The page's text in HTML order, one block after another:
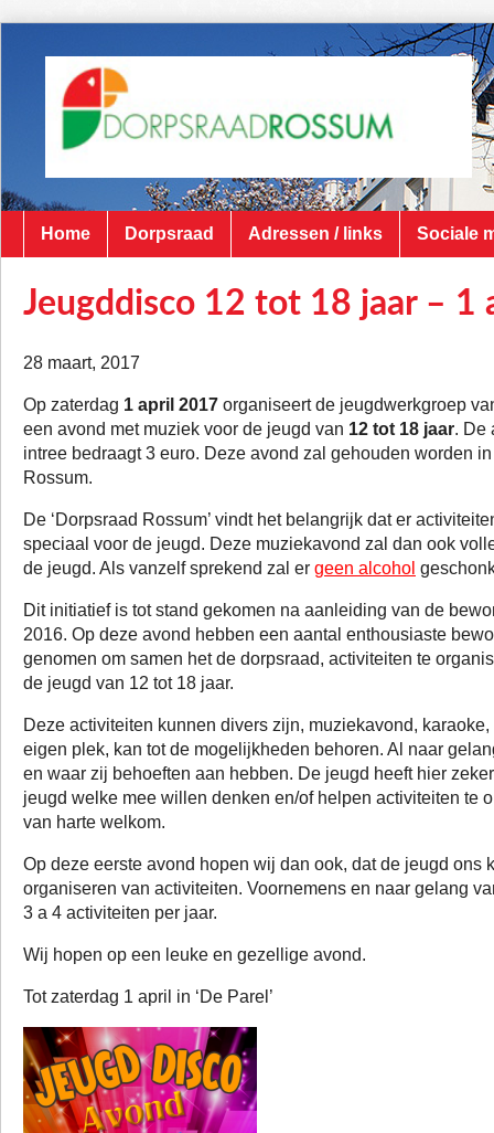
Home Dorpsraad Adressen / links Sociale
Jeugddisco 12 tot 18 jaar – 1
28 maart, 2017
Op zaterdag 1 april 2017 organiseert de jeugdwerkgroep
een avond met muziek voor de jeugd van 12 tot 18 jaar. De
intree bedraagt 3 euro. Deze avond zal gehouden worden in
Rossum.
De ‘Dorpsraad Rossum’ vindt het belangrijk dat er
speciaal voor de jeugd. Deze muziekavond zal dan ook
de jeugd. Als vanzelf sprekend zal er geen alcohol
Dit initiatief is tot stand gekomen na aanleiding van de
2016. Op deze avond hebben een aantal enthousiaste
genomen om samen het de dorpsraad, activiteiten te
de jeugd van 12 tot 18 jaar.
Deze activiteiten kunnen divers zijn, muziekavond,
eigen plek, kan tot de mogelijkheden behoren. Al naar
en waar zij behoeften aan hebben. De jeugd heeft hier
jeugd welke mee willen denken en/of helpen activiteiten te
van harte welkom.
Op deze eerste avond hopen wij dan ook, dat de jeugd ons
organiseren van activiteiten. Voornemens en naar gelang
3 a 4 activiteiten per jaar.
Wij hopen op een leuke en gezellige avond.
Tot zaterdag 1 april in ‘De Parel’